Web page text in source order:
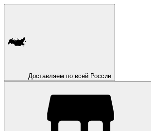
Доставляем по всей России